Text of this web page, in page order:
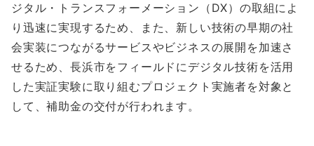
ジタル・トランスフォーメーション（DX）の取組によ
り迅速に実現するため、また、新しい技術の早期の社
会実装につながるサービスやビジネスの展開を加速さ
せるため、長浜市をフィールドにデジタル技術を活用
した実証実験に取り組むプロジェクト実施者を対象と
して、補助金の交付が行われます。